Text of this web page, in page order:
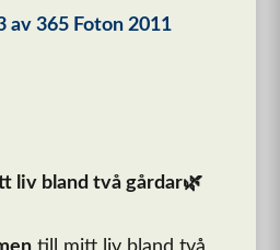
av 365 Foton 2011
liv bland två gårdar🌿